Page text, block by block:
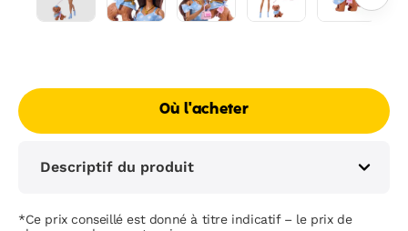
Où l'acheter
Descriptif du produit
*Ce prix conseillé est donné à titre indicatif – le prix de